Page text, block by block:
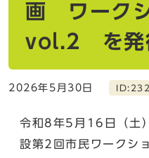
画 ワーク
vol.2 を発
2026年5月30日
令和8年5月16日（土
設第2回市民ワークシ